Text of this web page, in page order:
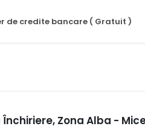
de credite bancare ( Gratuit )
Zona Alba -